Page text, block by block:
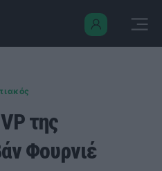
της
Φουρνιέ